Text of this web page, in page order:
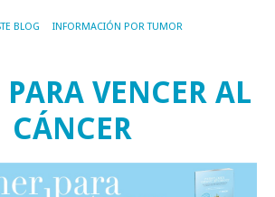
BLOG INFORMACIÓN POR TUMOR
VENCER AL
CÁNCER